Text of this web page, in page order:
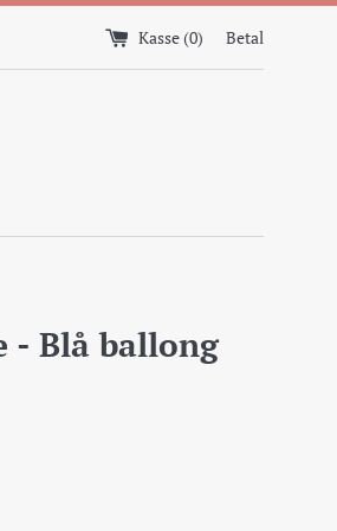
Kasse (0) Betal
- Blå ballong